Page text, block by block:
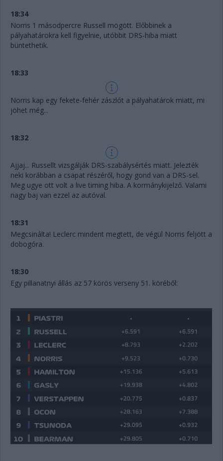
18:34
Norris 1 másodpercre Russell mögött. Előbbinek a
pályahatárokra kell figyelnie, utóbbit DRS-hiba miatt
büntethetik.
18:33
Norris kap egy fekete-fehér zászlót a pályahatárok miatt, mi
jöhet még...
18:32
Ajjaj... Russellt vizsgálják DRS-szabálysértés miatt. Jelezték
neki korábban a csapat részéről, hogy gond van a DRS-sel.
Meg ugye ott volt a live timing hiba. A kormánykijelző. Valami
nagy baj van ezzel az autóval.
18:31
Megcsinálta! Leclerc mindent megtett, de végül Norris feljött a
dobogóra.
18:30
Egy pillanatnyi állás az 57 körös verseny 51. köréből: